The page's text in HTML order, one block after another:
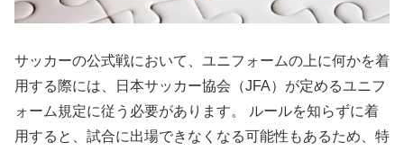
サッカーの公式戦において、ユニフォームの上に何かを着
用する際には、日本サッカー協会（JFA）が定めるユニフ
ォーム規定に従う必要があります。 ルールを知らずに着
用すると、試合に出場できなくなる可能性もあるため、特